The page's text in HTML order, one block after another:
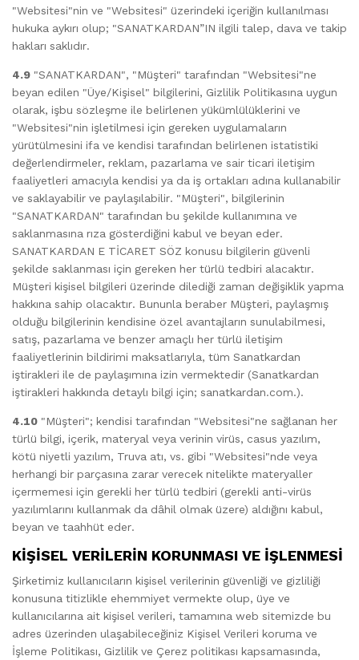
"Websitesi"nin ve "Websitesi" üzerindeki içeriğin kullanılması
hukuka aykırı olup; "SANATKARDAN”IN ilgili talep, dava ve takip
hakları saklıdır.
4.9 "SANATKARDAN", "Müşteri" tarafından "Websitesi"ne
beyan edilen "Üye/Kişisel" bilgilerini, Gizlilik Politikasına uygun
olarak, işbu sözleşme ile belirlenen yükümlülüklerini ve
"Websitesi"nin işletilmesi için gereken uygulamaların
yürütülmesini ifa ve kendisi tarafından belirlenen istatistiki
değerlendirmeler, reklam, pazarlama ve sair ticari iletişim
faaliyetleri amacıyla kendisi ya da iş ortakları adına kullanabilir
ve saklayabilir ve paylaşılabilir. "Müşteri", bilgilerinin
"SANATKARDAN" tarafından bu şekilde kullanımına ve
saklanmasına rıza gösterdiğini kabul ve beyan eder.
SANATKARDAN E TİCARET SÖZ konusu bilgilerin güvenli
şekilde saklanması için gereken her türlü tedbiri alacaktır.
Müşteri kişisel bilgileri üzerinde dilediği zaman değişiklik yapma
hakkına sahip olacaktır. Bununla beraber Müşteri, paylaşmış
olduğu bilgilerinin kendisine özel avantajların sunulabilmesi,
satış, pazarlama ve benzer amaçlı her türlü iletişim
faaliyetlerinin bildirimi maksatlarıyla, tüm Sanatkardan
iştirakleri ile de paylaşımına izin vermektedir (Sanatkardan
iştirakleri hakkında detaylı bilgi için; sanatkardan.com.).
4.10 "Müşteri"; kendisi tarafından "Websitesi"ne sağlanan her
türlü bilgi, içerik, materyal veya verinin virüs, casus yazılım,
kötü niyetli yazılım, Truva atı, vs. gibi "Websitesi"nde veya
herhangi bir parçasına zarar verecek nitelikte materyaller
içermemesi için gerekli her türlü tedbiri (gerekli anti-virüs
yazılımlarını kullanmak da dâhil olmak üzere) aldığını kabul,
beyan ve taahhüt eder.
KİŞİSEL VERİLERİN KORUNMASI VE İŞLENMESİ
Şirketimiz kullanıcıların kişisel verilerinin güvenliği ve gizliliği
konusuna titizlikle ehemmiyet vermekte olup, üye ve
kullanıcılarına ait kişisel verileri, tamamına web sitemizde bu
adres üzerinden ulaşabileceğiniz Kişisel Verileri koruma ve
İşleme Politikası, Gizlilik ve Çerez politikası kapsamasında,